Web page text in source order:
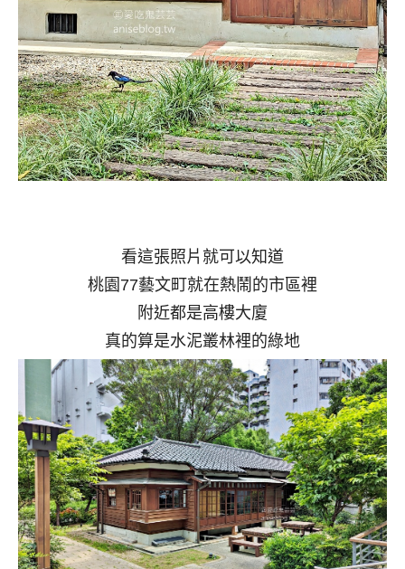
看這張照片就可以知道
桃園77藝文町就在熱鬧的市區裡
附近都是高樓大廈
真的算是水泥叢林裡的綠地